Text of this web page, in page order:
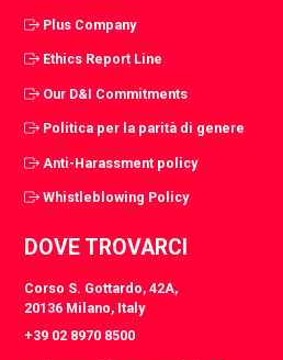
Plus Company
Ethics Report Line
Our D&I Commitments
Politica per la parità di genere
Anti-Harassment policy
Whistleblowing Policy
DOVE TROVARCI
Corso S. Gottardo, 42A,
20136 Milano, Italy
+39 02 8970 8500